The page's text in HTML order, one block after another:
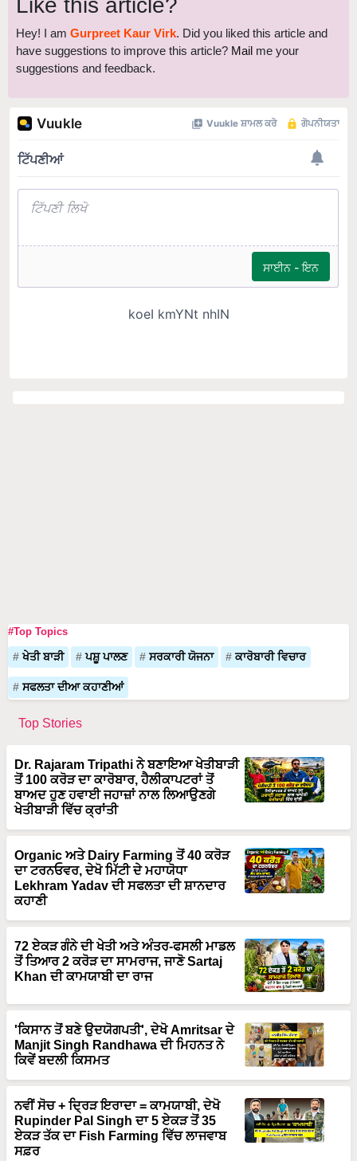
Like this article?
Hey! I am Gurpreet Kaur Virk. Did you liked this article and
have suggestions to improve this article? Mail me your
suggestions and feedback.
#Top Topics
ਖੇਤੀ ਬਾੜੀ ਪਸ਼ੂ ਪਾਲਣ ਸਰਕਾਰੀ ਯੋਜਨਾ ਕਾਰੋਬਾਰੀ ਵਿਚਾਰ
ਸਫਲਤਾ ਦੀਆ ਕਹਾਣੀਆਂ
Top Stories
Dr. Rajaram Tripathi ਨੇ ਬਣਾਇਆ ਖੇਤੀਬਾੜੀ
ਤੋਂ 100 ਕਰੋੜ ਦਾ ਕਾਰੋਬਾਰ, ਹੈਲੀਕਾਪਟਰਾਂ ਤੋਂ
ਬਾਅਦ ਹੁਣ ਹਵਾਈ ਜਹਾਜ਼ਾਂ ਨਾਲ ਲਿਆਉਣਗੇ
ਖੇਤੀਬਾੜੀ ਵਿੱਚ ਕ੍ਰਾਂਤੀ
Organic ਅਤੇ Dairy Farming ਤੋਂ 40 ਕਰੋੜ
ਦਾ ਟਰਨਓਵਰ, ਦੇਖੋ ਮਿੱਟੀ ਦੇ ਮਹਾਯੋਧਾ
Lekhram Yadav ਦੀ ਸਫਲਤਾ ਦੀ ਸ਼ਾਨਦਾਰ
ਕਹਾਣੀ
72 ਏਕੜ ਗੰਨੇ ਦੀ ਖੇਤੀ ਅਤੇ ਅੰਤਰ-ਫਸਲੀ ਮਾਡਲ
ਤੋਂ ਤਿਆਰ 2 ਕਰੋੜ ਦਾ ਸਾਮਰਾਜ, ਜਾਣੋ Sartaj
Khan ਦੀ ਕਾਮਯਾਬੀ ਦਾ ਰਾਜ
'ਕਿਸਾਨ ਤੋਂ ਬਣੇ ਉਦਯੋਗਪਤੀ', ਦੇਖੋ Amritsar ਦੇ
Manjit Singh Randhawa ਦੀ ਮਿਹਨਤ ਨੇ
ਕਿਵੇਂ ਬਦਲੀ ਕਿਸਮਤ
ਨਵੀਂ ਸੋਚ + ਦ੍ਰਿੜ ਇਰਾਦਾ = ਕਾਮਯਾਬੀ, ਦੇਖੋ
Rupinder Pal Singh ਦਾ 5 ਏਕੜ ਤੋਂ 35
ਏਕੜ ਤੱਕ ਦਾ Fish Farming ਵਿੱਚ ਲਾਜਵਾਬ
ਸਫ਼ਰ